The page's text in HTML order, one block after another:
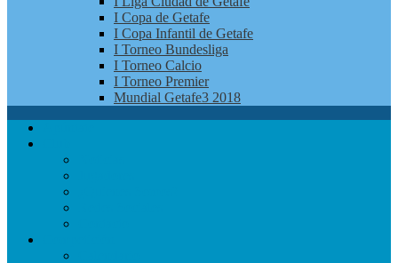
I Copa de Getafe
I Copa Infantil de Getafe
I Torneo Bundesliga
I Torneo Calcio
I Torneo Premier
Mundial Getafe3 2018